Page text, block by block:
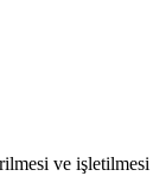
ve işletilmesi